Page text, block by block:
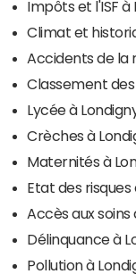
Impôts et l'ISF à
Climat et
Accidents de la
Classement
Lycée à
Crèches à
Maternités à
Etat des risques
Accès aux soins
Délinquance à
Pollution à